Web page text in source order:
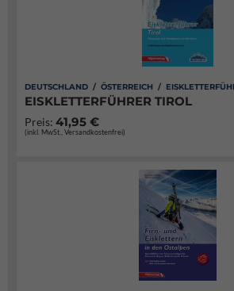
DEUTSCHLAND / ÖSTERREICH /
EISKLETTERFÜHRER TIROL
Preis: 41,95 €
(inkl. MwSt., Versandkostenfrei)